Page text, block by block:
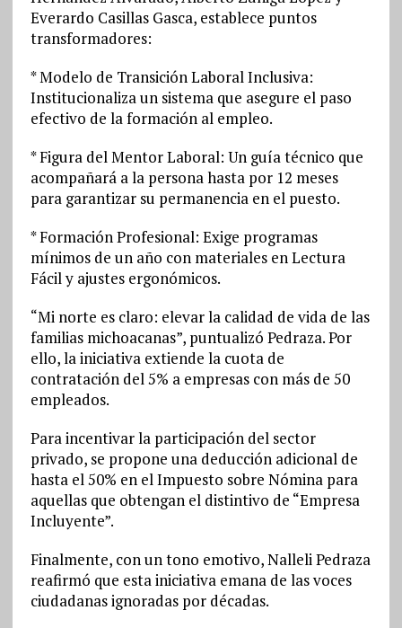
Everardo Casillas Gasca, establece puntos
transformadores:
* Modelo de Transición Laboral Inclusiva:
Institucionaliza un sistema que asegure el paso
efectivo de la formación al empleo.
* Figura del Mentor Laboral: Un guía técnico que
acompañará a la persona hasta por 12 meses
para garantizar su permanencia en el puesto.
* Formación Profesional: Exige programas
mínimos de un año con materiales en Lectura
Fácil y ajustes ergonómicos.
“Mi norte es claro: elevar la calidad de vida de las
familias michoacanas”, puntualizó Pedraza. Por
ello, la iniciativa extiende la cuota de
contratación del 5% a empresas con más de 50
empleados.
Para incentivar la participación del sector
privado, se propone una deducción adicional de
hasta el 50% en el Impuesto sobre Nómina para
aquellas que obtengan el distintivo de “Empresa
Incluyente”.
Finalmente, con un tono emotivo, Nalleli Pedraza
reafirmó que esta iniciativa emana de las voces
ciudadanas ignoradas por décadas.